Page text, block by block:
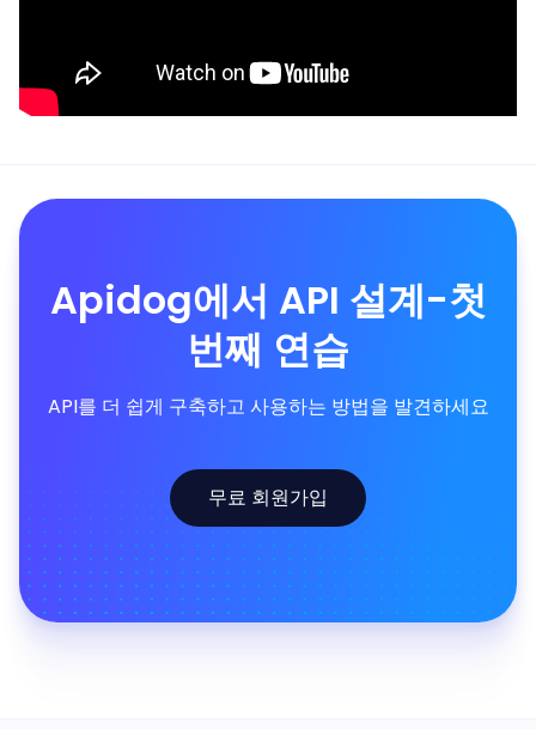
Apidog에서 API 설계-첫
번째 연습
API를 더 쉽게 구축하고 사용하는 방법을 발견하세요
무료 회원가입